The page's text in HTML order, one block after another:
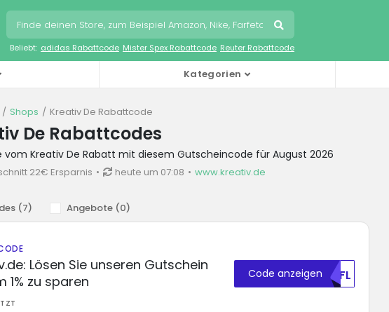
Beliebt: adidas Rabattcode Mister Spex Rabattcode Reuter Rabattcode
Kategorien
Shops Kreativ De Rabattcode
De Rabattcodes
vom Kreativ De Rabatt mit diesem Gutscheincode für August 2026
22€ Ersparnis heute um 07:08 www.kreativ.de
(7) Angebote (0)
Lösen Sie unseren Gutschein
1% zu sparen
Code anzeigen VJFL